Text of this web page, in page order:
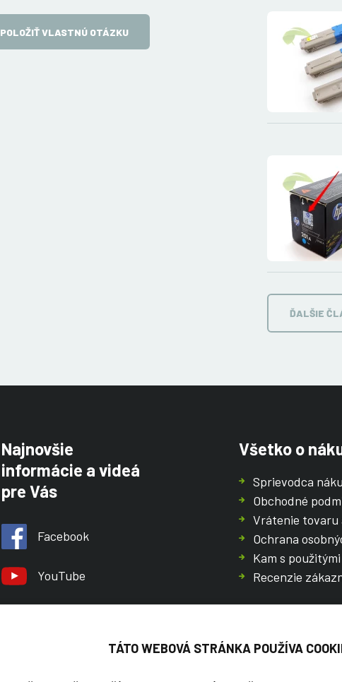
POLOŽIŤ VLASTNÚ OTÁZKU
ĎALŠIE
Najnovšie
informácie a videá
pre Vás
Facebook
YouTube
Všetko o
Sprievodca
Obchodné
Vrátenie tovaru
Ochrana
Kam s
Recenzie
TÁTO WEBOVÁ STRÁNKA POUŽÍVA